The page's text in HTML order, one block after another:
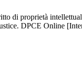
di proprietà
DPCE Online